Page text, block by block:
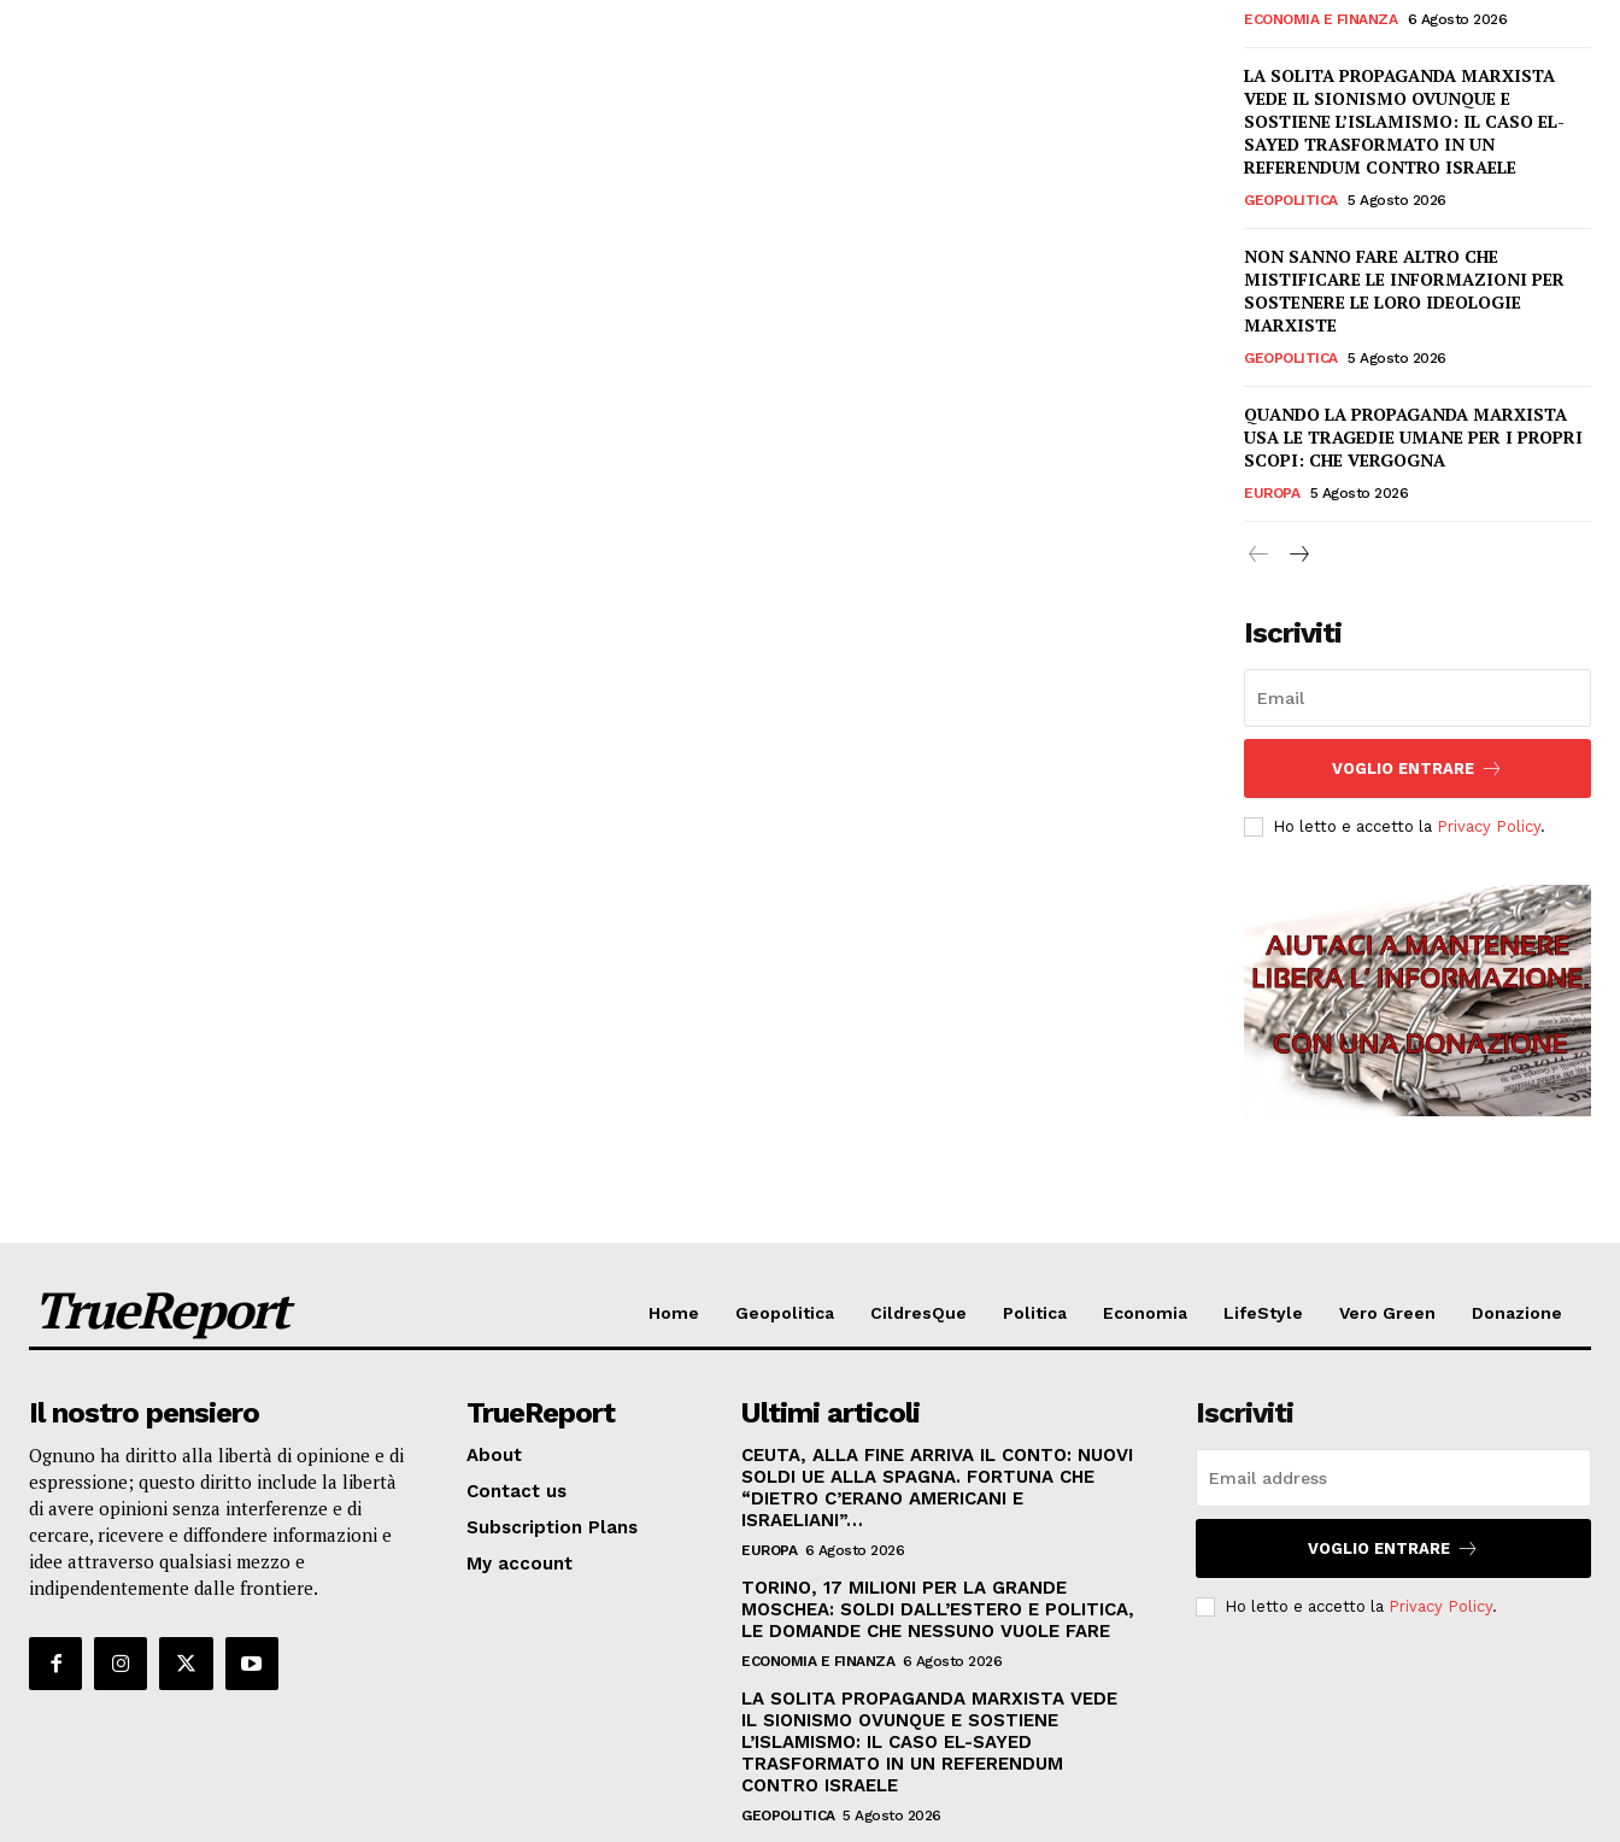
ECONOMIA E FINANZA 6 Agosto 2026
LA SOLITA PROPAGANDA MARXISTA
VEDE IL SIONISMO OVUNQUE E
SOSTIENE L’ISLAMISMO: IL CASO EL-
SAYED TRASFORMATO IN UN
REFERENDUM CONTRO ISRAELE
GEOPOLITICA 5 Agosto 2026
NON SANNO FARE ALTRO CHE
MISTIFICARE LE INFORMAZIONI PER
SOSTENERE LE LORO IDEOLOGIE
MARXISTE
GEOPOLITICA 5 Agosto 2026
QUANDO LA PROPAGANDA MARXISTA
USA LE TRAGEDIE UMANE PER I PROPRI
SCOPI: CHE VERGOGNA
EUROPA 5 Agosto 2026
Iscriviti
VOGLIO ENTRARE
Ho letto e accetto la Privacy Policy.
TrueReport Home Geopolitica CildresQue Politica Economia LifeStyle Vero Green Donazione
Il nostro pensiero
Ognuno ha diritto alla libertà di opinione e di
espressione; questo diritto include la libertà
di avere opinioni senza interferenze e di
cercare, ricevere e diffondere informazioni e
idee attraverso qualsiasi mezzo e
indipendentemente dalle frontiere.
TrueReport
About
Contact us
Subscription Plans
My account
Ultimi articoli
CEUTA, ALLA FINE ARRIVA IL CONTO: NUOVI
SOLDI UE ALLA SPAGNA. FORTUNA CHE
“DIETRO C’ERANO AMERICANI E
ISRAELIANI”…
EUROPA 6 Agosto 2026
TORINO, 17 MILIONI PER LA GRANDE
MOSCHEA: SOLDI DALL’ESTERO E POLITICA,
LE DOMANDE CHE NESSUNO VUOLE FARE
ECONOMIA E FINANZA 6 Agosto 2026
LA SOLITA PROPAGANDA MARXISTA VEDE
IL SIONISMO OVUNQUE E SOSTIENE
L’ISLAMISMO: IL CASO EL-SAYED
TRASFORMATO IN UN REFERENDUM
CONTRO ISRAELE
GEOPOLITICA 5 Agosto 2026
Iscriviti
VOGLIO ENTRARE
Ho letto e accetto la Privacy Policy.